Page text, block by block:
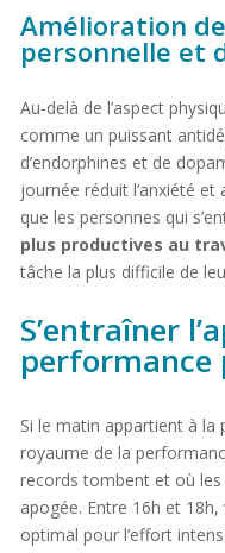
Amélioration
personnelle et
Au-delà de l’aspect
comme un puissant
d’endorphines et de
journée réduit l’anxiété
que les personnes qui
plus productives au
tâche la plus difficile de
S’entraîner
performance
Si le matin appartient à la
royaume de la
records tombent et où
apogée. Entre 16h et
optimal pour l’effort